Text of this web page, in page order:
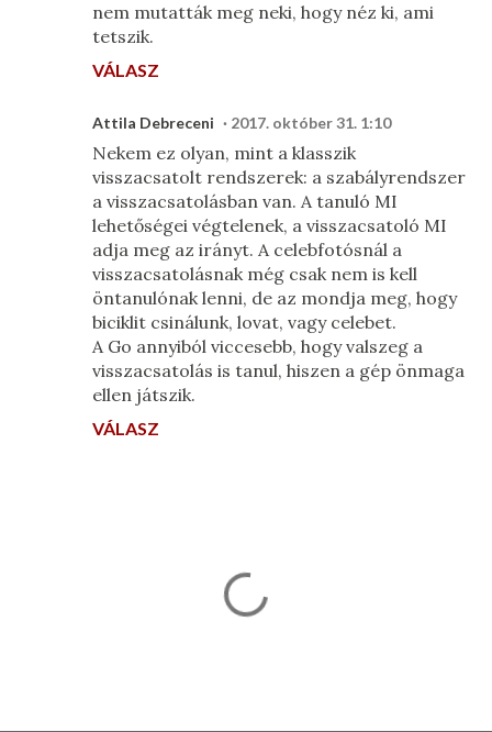
nem mutatták meg neki, hogy néz ki, ami
tetszik.
VÁLASZ
Attila Debreceni 2017. október 31. 1:10
Nekem ez olyan, mint a klasszik
visszacsatolt rendszerek: a szabályrendszer
a visszacsatolásban van. A tanuló MI
lehetőségei végtelenek, a visszacsatoló MI
adja meg az irányt. A celebfotósnál a
visszacsatolásnak még csak nem is kell
öntanulónak lenni, de az mondja meg, hogy
biciklit csinálunk, lovat, vagy celebet.
A Go annyiból viccesebb, hogy valszeg a
visszacsatolás is tanul, hiszen a gép önmaga
ellen játszik.
VÁLASZ